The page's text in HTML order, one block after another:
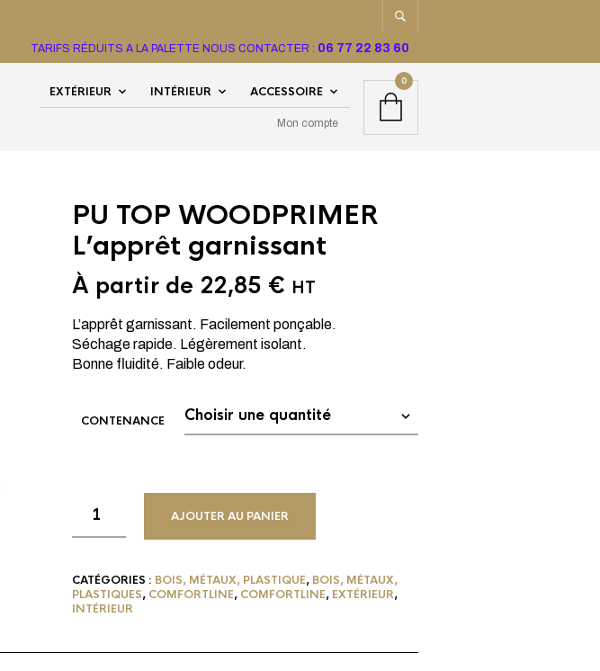
TARIFS RÉDUITS A LA PALETTE NOUS CONTACTER : 06 77 22 83 60
EXTÉRIEUR INTÉRIEUR ACCESSOIRE
Mon compte
0
PU TOP WOODPRIMER
L’apprêt garnissant
À partir de 22,85 € HT
L’apprêt garnissant. Facilement ponçable.
Séchage rapide. Légèrement isolant.
Bonne fluidité. Faible odeur.
CONTENANCE
AJOUTER AU PANIER
CATÉGORIES : BOIS, MÉTAUX, PLASTIQUE, BOIS, MÉTAUX,
PLASTIQUES, COMFORTLINE, COMFORTLINE, EXTÉRIEUR,
INTÉRIEUR